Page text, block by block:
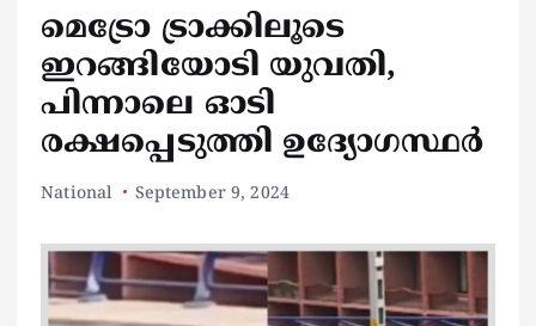
മെട്രോ ട്രാക്കിലൂടെ
ഇറങ്ങിയോടി യുവതി,
പിന്നാലെ ഓടി
രക്ഷപ്പെടുത്തി ഉദ്യോഗസ്ഥർ
National September 9, 2024